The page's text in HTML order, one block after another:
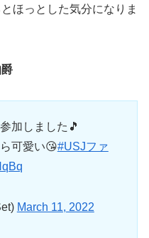
ほっとした気分になりま
加しました🎵
可愛い😘#USJファ
March 11, 2022